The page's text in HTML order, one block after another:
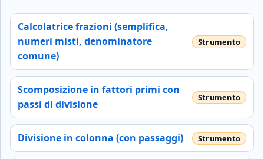
Calcolatrice frazioni (semplifica,
numeri misti, denominatore
comune)
Scomposizione in fattori primi con
passi di divisione
Divisione in colonna (con passaggi)